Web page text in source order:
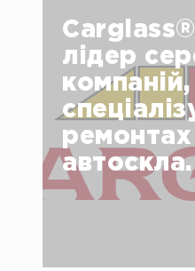
лідер
ремонтах
автоскла.
Ми по праву
даному сегменті
Фахівцями
понад 9.000.000
ремонту